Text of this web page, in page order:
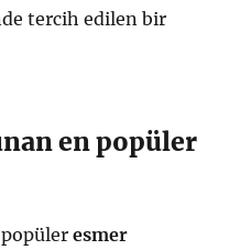
tercih edilen bir
en popüler
popüleresmer